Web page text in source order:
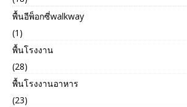
พื้นอีพ็อกซี่walkway
(1)
พื้นโรงงาน
(28)
พื้นโรงงานอาหาร
(23)